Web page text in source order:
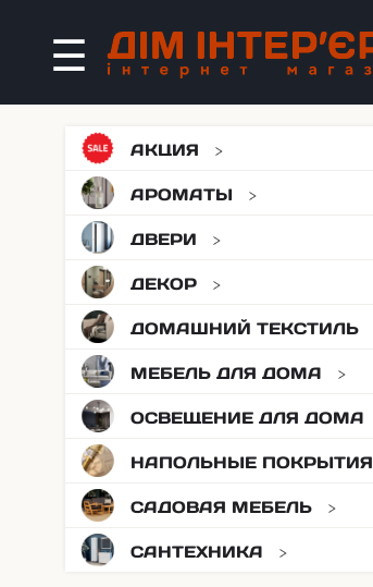
АКЦИЯ
АРОМАТЫ
ДВЕРИ
ДЕКОР
ДОМАШНИЙ ТЕКСТИЛЬ
МЕБЕЛЬ ДЛЯ ДОМА
ОСВЕЩЕНИЕ ДЛЯ ДОМА
НАПОЛЬНЫЕ ПОКРЫТИЯ
САДОВАЯ МЕБЕЛЬ
САНТЕХНИКА